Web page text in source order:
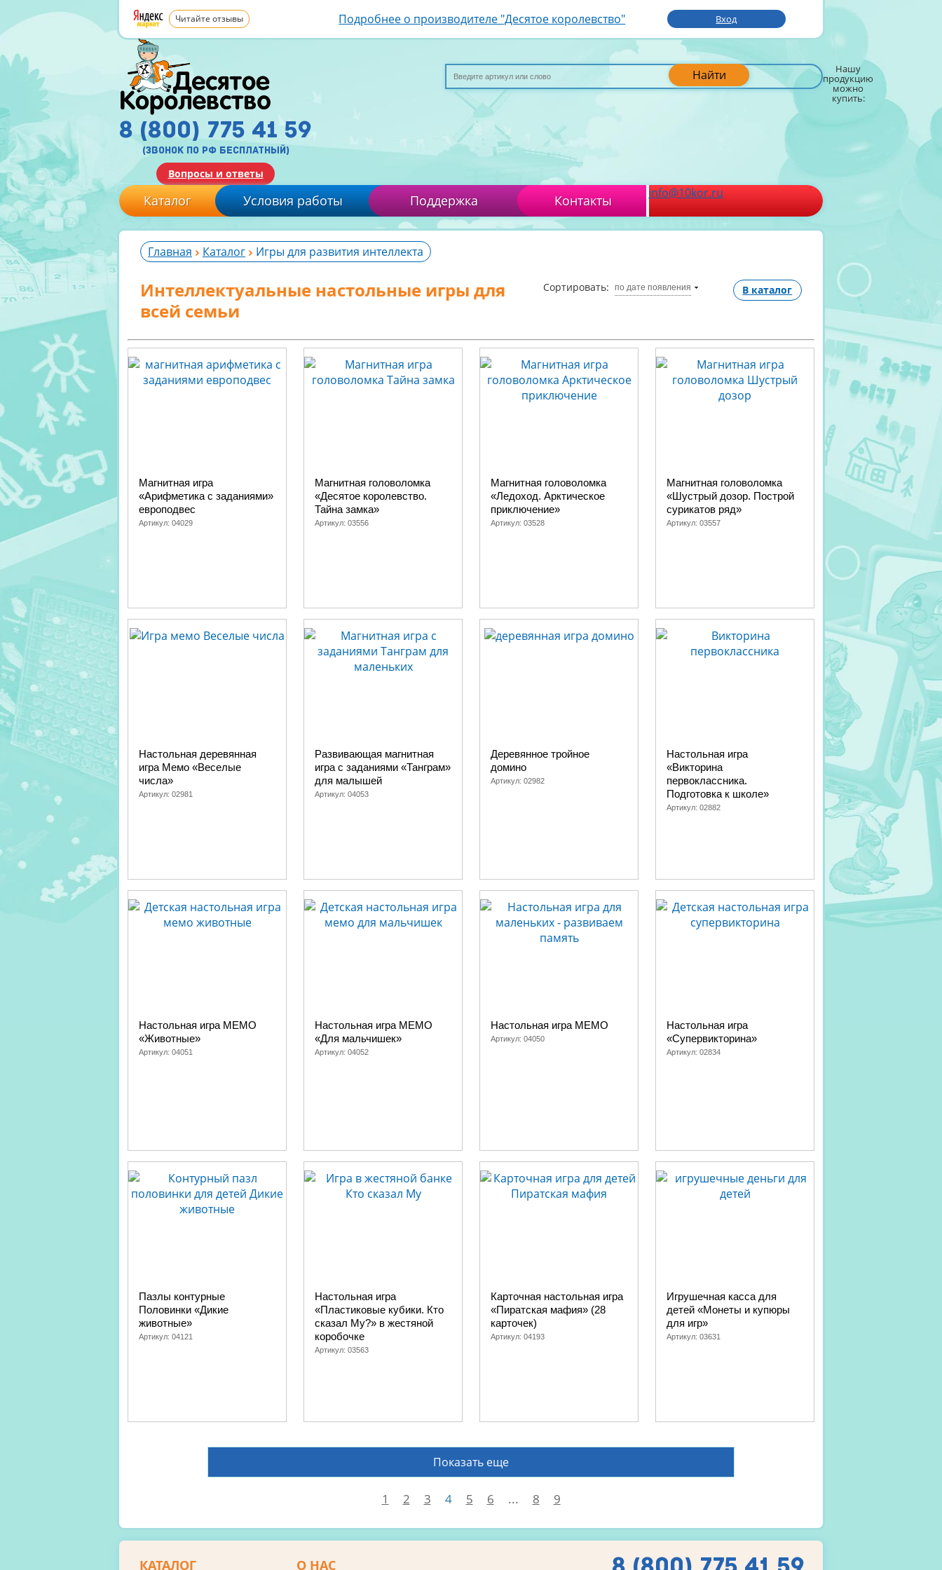
Читайте отзывы Подробнее о производителе "Десятое королевство" Вход
Найти Нашу
продукцию
можно
купить:
8 (800) 775 41 59
(звонок по рф бесплатный)
Вопросы и ответы
Каталог Условия работы Поддержка Контакты info@10kor.ru
Главная Каталог Игры для развития интеллекта
Интеллектуальные настольные игры для
всей семьи
Сортировать: по дате появления В каталог
Магнитная игра
«Арифметика с заданиями»
европодвес
Артикул: 04029
Магнитная головоломка
«Десятое королевство.
Тайна замка»
Артикул: 03556
Магнитная головоломка
«Ледоход. Арктическое
приключение»
Артикул: 03528
Магнитная головоломка
«Шустрый дозор. Построй
сурикатов ряд»
Артикул: 03557
Настольная деревянная
игра Мемо «Веселые
числа»
Артикул: 02981
Развивающая магнитная
игра с заданиями «Танграм»
для малышей
Артикул: 04053
Деревянное тройное
домино
Артикул: 02982
Настольная игра
«Викторина
первоклассника.
Подготовка к школе»
Артикул: 02882
Настольная игра МЕМО
«Животные»
Артикул: 04051
Настольная игра МЕМО
«Для мальчишек»
Артикул: 04052
Настольная игра МЕМО
Артикул: 04050
Настольная игра
«Супервикторина»
Артикул: 02834
Пазлы контурные
Половинки «Дикие
животные»
Артикул: 04121
Настольная игра
«Пластиковые кубики. Кто
сказал Му?» в жестяной
коробочке
Артикул: 03563
Карточная настольная игра
«Пиратская мафия» (28
карточек)
Артикул: 04193
Игрушечная касса для
детей «Монеты и купюры
для игр»
Артикул: 03631
Показать еще
1 2 3 4 5 6 ... 8 9
КАТАЛОГ О НАС